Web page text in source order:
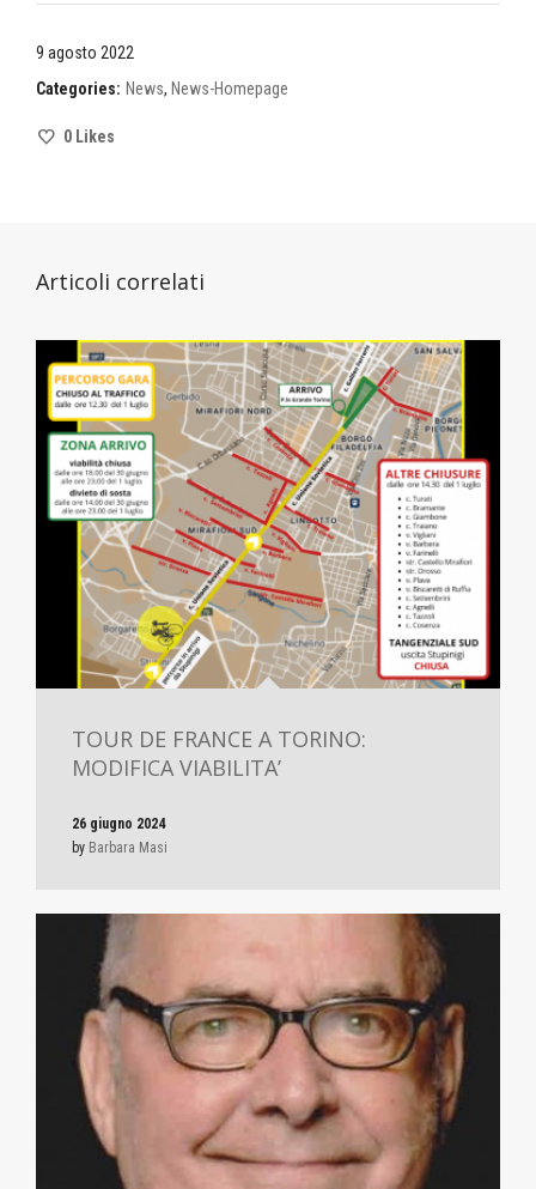
9 agosto 2022
Categories: News, News-Homepage
0 Likes
Articoli correlati
TOUR DE FRANCE A TORINO:
MODIFICA VIABILITA’
26 giugno 2024
by Barbara Masi